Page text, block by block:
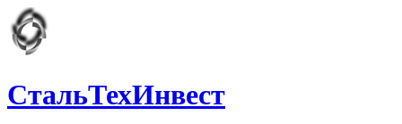
СтальТехИнвест